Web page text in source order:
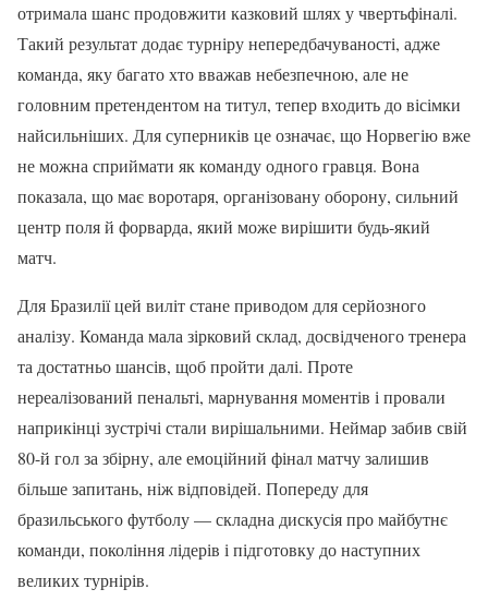
отримала шанс продовжити казковий шлях у чвертьфіналі.
Такий результат додає турніру непередбачуваності, адже
команда, яку багато хто вважав небезпечною, але не
головним претендентом на титул, тепер входить до вісімки
найсильніших. Для суперників це означає, що Норвегію вже
не можна сприймати як команду одного гравця. Вона
показала, що має воротаря, організовану оборону, сильний
центр поля й форварда, який може вирішити будь-який
матч.
Для Бразилії цей виліт стане приводом для серйозного
аналізу. Команда мала зірковий склад, досвідченого тренера
та достатньо шансів, щоб пройти далі. Проте
нереалізований пенальті, марнування моментів і провали
наприкінці зустрічі стали вирішальними. Неймар забив свій
80-й гол за збірну, але емоційний фінал матчу залишив
більше запитань, ніж відповідей. Попереду для
бразильського футболу — складна дискусія про майбутнє
команди, покоління лідерів і підготовку до наступних
великих турнірів.